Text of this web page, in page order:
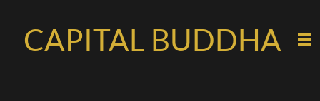
direct
naarCAPITAL BUDDHA